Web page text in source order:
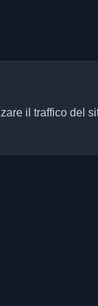
il traffico del